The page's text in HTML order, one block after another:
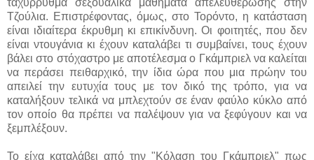
Τζούλια. Επιστρέφοντας, όμως, στο Τορόντο, η κατάσταση
είναι ιδιαίτερα έκρυθμη κι επικίνδυνη. Οι φοιτητές, που δεν
είναι ντουγάνια κι έχουν καταλάβει τι συμβαίνει, τους έχουν
βάλει στο στόχαστρο με αποτέλεσμα ο Γκάμπριελ να καλείται
να περάσει πειθαρχικό, την ίδια ώρα που μια πρώην του
απειλεί την ευτυχία τους με τον δικό της τρόπο, για να
καταλήξουν τελικά να μπλεχτούν σε έναν φαύλο κύκλο από
τον οποίο θα πρέπει να παλέψουν για να ξεφύγουν και να
ξεμπλέξουν.
Το είχα καταλάβει από την "Κόλαση του Γκάμπριελ" πως